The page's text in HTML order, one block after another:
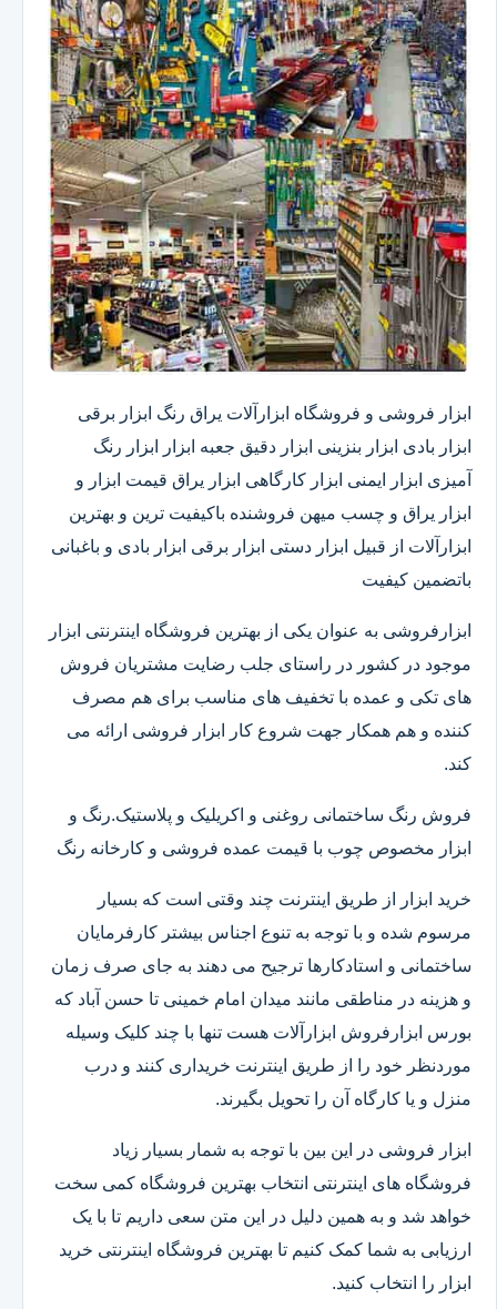
ابزار فروشی و فروشگاه ابزارآلات یراق رنگ ابزار برقی
ابزار بادی ابزار بنزینی ابزار دقیق​ جعبه ابزار ابزار رنگ
آمیزی ابزار ایمنی ابزار کارگاهی ابزار یراق قیمت ابزار و
ابزار یراق و چسب میهن فروشنده باکیفیت ترین و بهترین
ابزارآلات از قبیل ابزار دستی ابزار برقی ابزار بادی و باغبانی
باتضمین کیفیت
ابزارفروشی به عنوان یکی از بهترین فروشگاه اینترنتی ابزار
موجود در کشور در راستای جلب رضایت مشتریان فروش
های تکی و عمده با تخفیف های مناسب برای هم مصرف
کننده و هم همکار جهت شروع کار ابزار فروشی ارائه می
کند.
فروش رنگ ساختمانی روغنی و اکریلیک و پلاستیک.رنگ و
ابزار مخصوص چوب با قیمت عمده فروشی و کارخانه رنگ
خرید ابزار از طریق اینترنت چند وقتی است که بسیار
مرسوم شده و با توجه به تنوع اجناس بیشتر کارفرمایان
ساختمانی و استادکارها ترجیح می دهند به جای صرف زمان
و هزینه در مناطقی مانند میدان امام خمینی تا حسن آباد که
بورس ابزارفروش ابزارآلات هست تنها با چند کلیک وسیله
موردنظر خود را از طریق اینترنت خریداری کنند و درب
منزل و یا کارگاه آن را تحویل بگیرند.
ابزار فروشی در این بین با توجه به شمار بسیار زیاد
فروشگاه های اینترنتی انتخاب بهترین فروشگاه کمی سخت
خواهد شد و به همین دلیل در این متن سعی داریم تا با یک
ارزیابی به شما کمک کنیم تا بهترین فروشگاه اینترنتی خرید
ابزار را انتخاب کنید.